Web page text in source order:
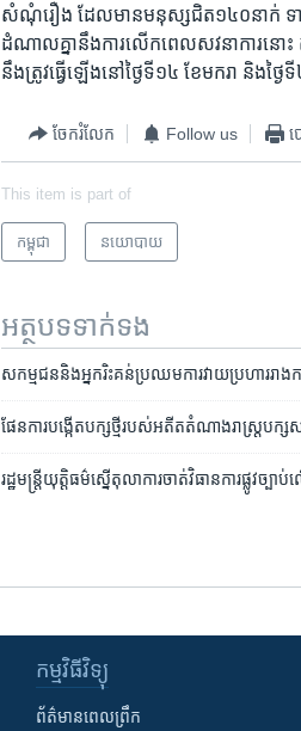
សំណុំ​រឿង ​ដែល​មាន​មនុស្ស​ជិត​១៤០​នាក់ ទ
ដំណាល​គ្នា​នឹង​ការ​លើក​ពេល​សវនាការ​នោ
នឹងត្រូវ​ធ្វើ​ឡើង​នៅ​ថ្ងៃ​ទី​១៤ ខែ​មករា ​និង​ថ្ង
ចែករំលែក Follow us ប
This item is part of
កម្ពុជា នយោបាយ
អត្ថបទ​ទាក់ទង
សកម្មជន​និង​អ្នករិះគន់​ប្រឈម​ការ​វាយ​ប្រហារ​រាង​
ផែនការ​បង្កើត​បក្ស​ថ្មី​របស់​អតីត​តំណាង​រាស្ត្រ​ប
រដ្ឋមន្រ្តី​យុត្តិធម៌​ស្នើ​តុលាការ​​ចាត់​វិធានការ​ផ្លូវ​
កម្មវិធី​វិទ្យុ
ព័ត៌មាន​ពេល​ព្រឹក